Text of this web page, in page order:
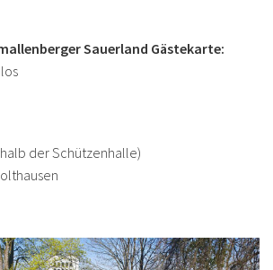
Sauerland Gästekarte:
der Schützenhalle)